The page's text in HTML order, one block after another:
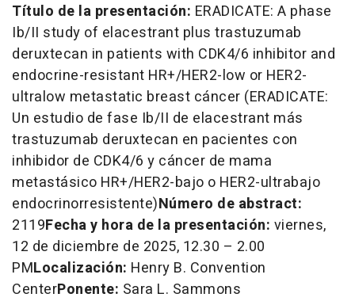
Título de la presentación: ERADICATE: A phase
Ib/II study of elacestrant plus trastuzumab
deruxtecan in patients with CDK4/6 inhibitor and
endocrine-resistant HR+/HER2-low or HER2-
ultralow metastatic breast cáncer (ERADICATE:
Un estudio de fase Ib/II de elacestrant más
trastuzumab deruxtecan en pacientes con
inhibidor de CDK4/6 y cáncer de mama
metastásico HR+/HER2-bajo o HER2-ultrabajo
endocrinorresistente)Número de abstract:
2119Fecha y hora de la presentación: viernes,
12 de diciembre de 2025, 12.30 – 2.00
PMLocalización: Henry B. Convention
CenterPonente: Sara L. Sammons